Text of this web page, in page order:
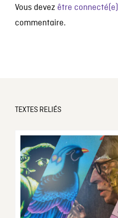
Vous devez être connecté(e)
commentaire.
TEXTES RELIÉS